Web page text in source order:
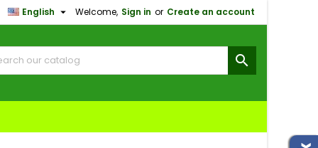
Welcome, Sign in or Create an account
English 
